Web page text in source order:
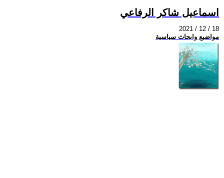
اسماعيل شاكر الرفاعي
2021 / 12 / 18
مواضيع وابحاث سياسية